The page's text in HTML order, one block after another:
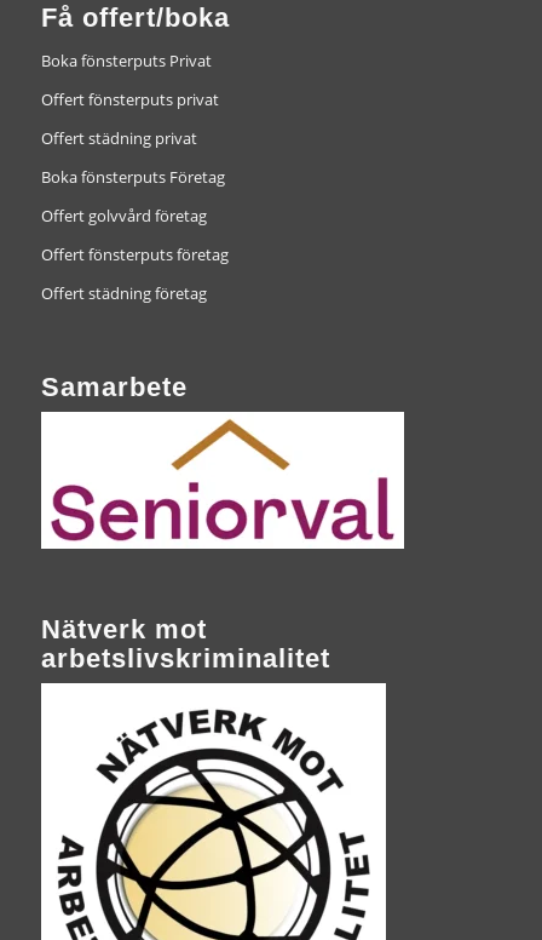
Få offert/boka
Boka fönsterputs Privat
Offert fönsterputs privat
Offert städning privat
Boka fönsterputs Företag
Offert golvvård företag
Offert fönsterputs företag
Offert städning företag
Samarbete
Nätverk mot
arbetslivskriminalitet